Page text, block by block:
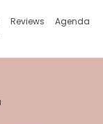
Reviews
Agenda